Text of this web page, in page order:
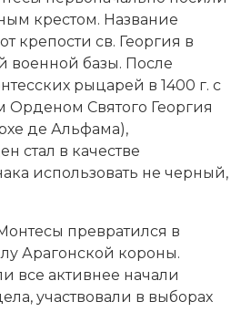
отношений
и организации
крестом. Название
крепости св. Георгия в
военной базы. После
рыцарей в 1400 г. с
Святого Георгия
де Альфама),
стал в качестве
использовать не черный,
превратился в
Арагонской короны.
все активнее начали
участвовали в выборах